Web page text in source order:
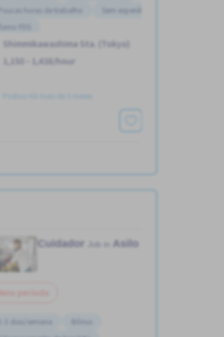
Poucas horas de trabalho
Sem experiência OK
Shimmikawashima Sta. (Tokyo)
1,150 - 1,438/hour
Cuidador Asilo
2-3 dias/semana